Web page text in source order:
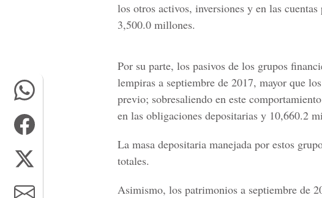
los otros activos, inversiones y en las
3,500.0 millones.
Por su parte, los pasivos de los grupos
lempiras a septiembre de 2017, mayor que
previo; sobresaliendo en este
en las obligaciones depositarias y 10,660.2
La masa depositaria manejada por estos
totales.
Asimismo, los patrimonios a septiembre de